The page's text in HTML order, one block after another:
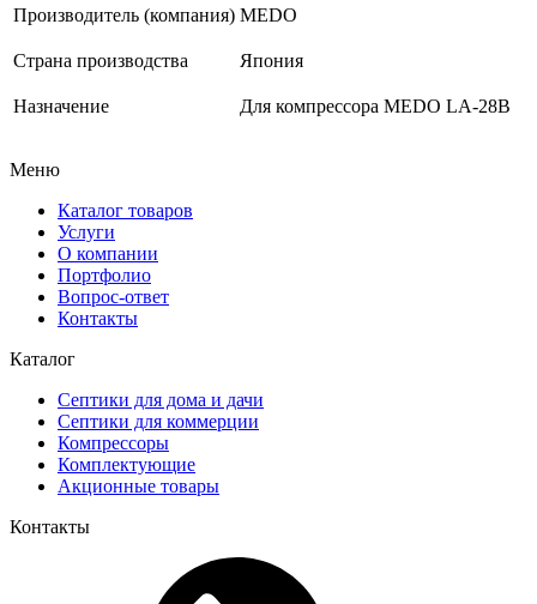
Производитель (компания) MEDO
Страна производства Япония
Назначение Для компрессора MEDO LA-28В
Меню
Каталог товаров
Услуги
О компании
Портфолио
Вопрос-ответ
Контакты
Каталог
Септики для дома и дачи
Септики для коммерции
Компрессоры
Комплектующие
Акционные товары
Контакты